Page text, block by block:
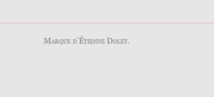
Marque d’Étienne Dolet.